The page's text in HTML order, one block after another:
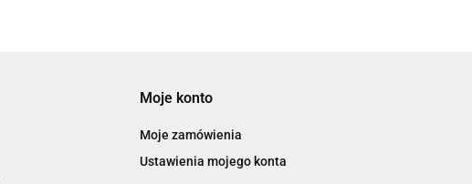
Moje konto
Moje zamówienia
Ustawienia mojego konta